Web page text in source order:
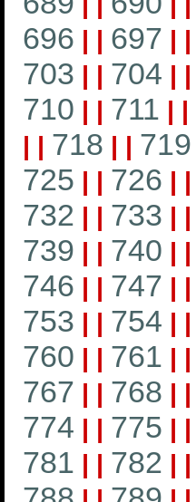
696 | | 697 | |
703 | | 704 | |
710 | | 711 | |
| | 718 | | 719
725 | | 726 | |
732 | | 733 | |
739 | | 740 | |
746 | | 747 | |
753 | | 754 | |
760 | | 761 | |
767 | | 768 | |
774 | | 775 | |
781 | | 782 | |